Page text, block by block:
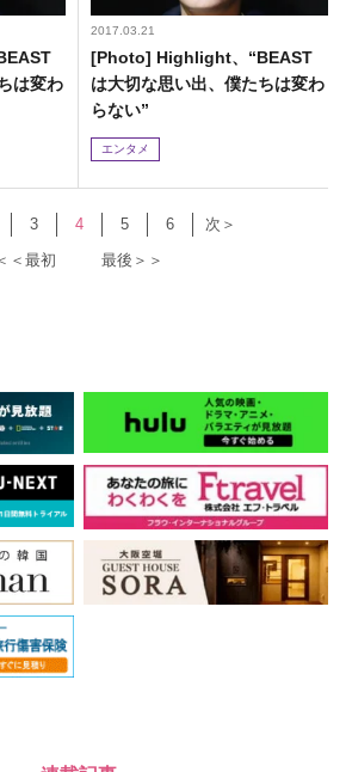
は変わ
2017.03.21
[Photo] Highlight、“BEAST
は大切な思い出、僕たちは変わ
らない”
エンタメ
＜最初
3 4 5 6
次＞
最後＞＞